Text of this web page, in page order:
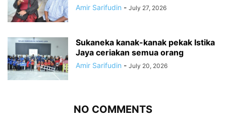
Amir Sarifudin - July 27, 2026
Sukaneka kanak-kanak pekak Istika
Jaya ceriakan semua orang
Amir Sarifudin - July 20, 2026
NO COMMENTS